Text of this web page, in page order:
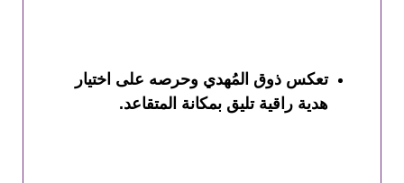
تعكس ذوق المُهدي وحرصه على اختيار
هدية راقية تليق بمكانة المتقاعد.